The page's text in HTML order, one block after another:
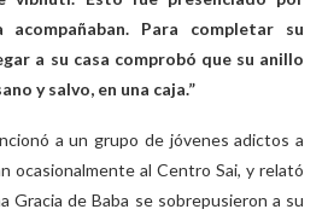
Para completar su
a su casa comprobó que su anillo
y salvo, en una caja.”
a un grupo de jóvenes adictos a
ocasionalmente al Centro Sai, y relató
Gracia de Baba se sobrepusieron a su